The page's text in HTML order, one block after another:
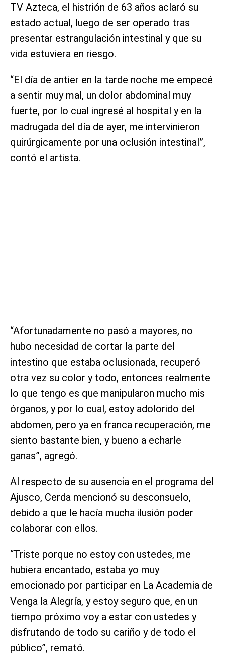
TV Azteca, el histrión de 63 años aclaró su
estado actual, luego de ser operado tras
presentar estrangulación intestinal y que su
vida estuviera en riesgo.
“El día de antier en la tarde noche me empecé
a sentir muy mal, un dolor abdominal muy
fuerte, por lo cual ingresé al hospital y en la
madrugada del día de ayer, me intervinieron
quirúrgicamente por una oclusión intestinal”,
contó el artista.
“Afortunadamente no pasó a mayores, no
hubo necesidad de cortar la parte del
intestino que estaba oclusionada, recuperó
otra vez su color y todo, entonces realmente
lo que tengo es que manipularon mucho mis
órganos, y por lo cual, estoy adolorido del
abdomen, pero ya en franca recuperación, me
siento bastante bien, y bueno a echarle
ganas”, agregó.
Al respecto de su ausencia en el programa del
Ajusco, Cerda mencionó su desconsuelo,
debido a que le hacía mucha ilusión poder
colaborar con ellos.
“Triste porque no estoy con ustedes, me
hubiera encantado, estaba yo muy
emocionado por participar en La Academia de
Venga la Alegría, y estoy seguro que, en un
tiempo próximo voy a estar con ustedes y
disfrutando de todo su cariño y de todo el
público”, remató.